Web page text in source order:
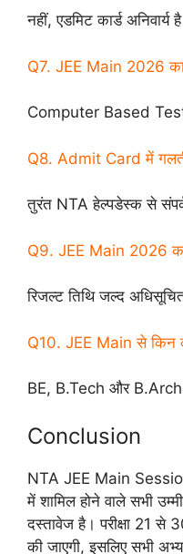
नहीं, एडमिट कार्ड अनिवार्य
Q7. JEE Main 2026 का
Computer Based
Q8. Admit Card में
तुरंत NTA हेल्पडेस्क से
Q9. JEE Main 2026
रिजल्ट तिथि जल्द
Q10. JEE Main से किन
BE, B.Tech और B.Arch
Conclusion
NTA JEE Main
में शामिल होने वाले सभी
दस्तावेज है। परीक्षा 21
की जाएगी, इसलिए सभी